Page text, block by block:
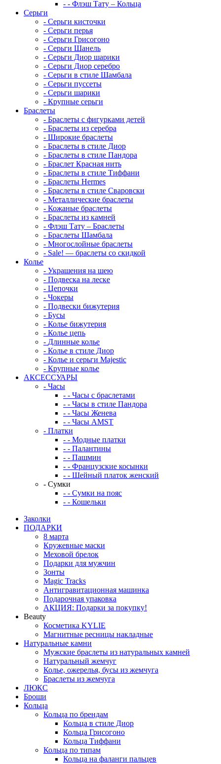
- - Флэш Тату – Кольца
Серьги
- Серьги кисточки
- Серьги перья
- Серьги Грисогоно
- Серьги Шанель
- Серьги Диор шарики
- Серьги Диор серебро
- Серьги в стиле Шамбала
- Серьги пуссеты
- Серьги шарики
- Крупные серьги
Браслеты
- Браслеты с фигурками детей
- Браслеты из серебра
- Широкие браслеты
- Браслеты в стиле Диор
- Браслеты в стиле Пандора
- Браслет Красная нить
- Браслеты в стиле Тиффани
- Браслеты Hermes
- Браслеты в стиле Сваровски
- Металлические браслеты
- Кожаные браслеты
- Браслеты из камней
- Флэш Тату – Браслеты
- Браслеты Шамбала
- Многослойные браслеты
- Sale! — браслеты со скидкой
Колье
- Украшения на шею
- Подвеска на леске
- Цепочки
- Чокеры
- Подвески бижутерия
- Бусы
- Колье бижутерия
- Колье цепь
- Длинные колье
- Колье в стиле Диор
- Колье и серьги Majestic
- Крупные колье
АКСЕССУАРЫ
- Часы
- - Часы с браслетами
- - Часы в стиле Пандора
- - Часы Женева
- - Часы AMST
- Платки
- - Модные платки
- - Палантины
- - Пашмин
- - Французские косынки
- - Шейный платок женский
- Сумки
- - Сумки на пояс
- - Кошельки
Заколки
ПОДАРКИ
8 марта
Кружевные маски
Меховой брелок
Подарки для мужчин
Зонты
Magic Tracks
Антигравитационная машинка
Подарочная упаковка
АКЦИЯ: Подарки за покупку!
Beauty
Косметика KYLIE
Магнитные ресницы накладные
Натуральные камни
Мужские браслеты из натуральных камней
Натуральный жемчуг
Колье, ожерелья, бусы из жемчуга
Браслеты из жемчуга
ЛЮКС
Броши
Кольца
Кольца по брендам
Кольца в стиле Диор
Кольца Грисогоно
Кольца Тиффани
Кольца по типам
Кольца на фаланги пальцев